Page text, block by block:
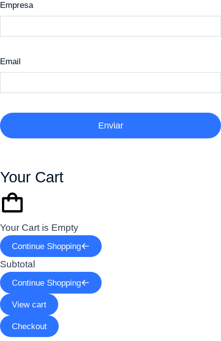
Empresa
Email
Enviar
Your Cart
Your Cart is Empty
Continue Shopping
Subtotal
Continue Shopping
View cart
Checkout